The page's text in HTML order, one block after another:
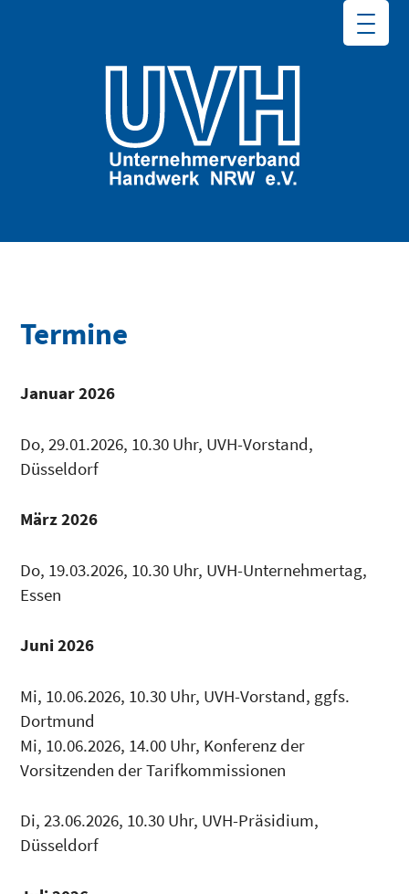
Termine
Januar 2026
Do, 29.01.2026, 10.30 Uhr, UVH-Vorstand,
Düsseldorf
März 2026
Do, 19.03.2026, 10.30 Uhr, UVH-Unternehmertag,
Essen
Juni 2026
Mi, 10.06.2026, 10.30 Uhr, UVH-Vorstand, ggfs.
Dortmund
Mi, 10.06.2026, 14.00 Uhr, Konferenz der
Vorsitzenden der Tarifkommissionen
Di, 23.06.2026, 10.30 Uhr, UVH-Präsidium,
Düsseldorf